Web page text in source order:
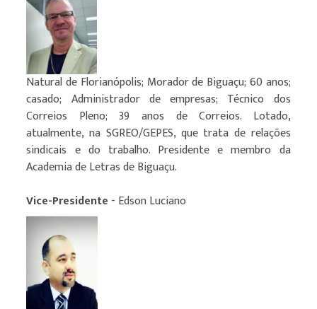
Natural de Florianópolis; Morador de Biguaçu; 60 anos;
casado; Administrador de empresas; Técnico dos
Correios Pleno; 39 anos de Correios. Lotado,
atualmente, na SGREO/GEPES, que trata de relações
sindicais e do trabalho. Presidente e membro da
Academia de Letras de Biguaçu.
Vice-Presidente - Edson Luciano